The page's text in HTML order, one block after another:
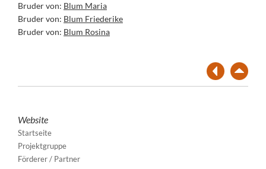
Bruder von: Blum Maria
Bruder von: Blum Friederike
Bruder von: Blum Rosina
Website
Startseite
Projektgruppe
Förderer / Partner